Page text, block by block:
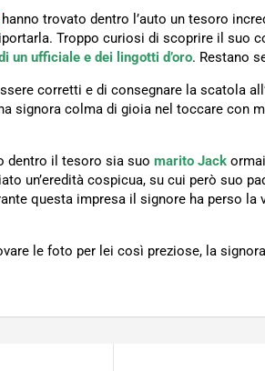
hanno trovato dentro l’auto un tesoro
Troppo curiosi di scoprire il suo
un ufficiale e dei lingotti d’oro. Restano
corretti e di consegnare la scatola
signora colma di gioia nel toccare con
dentro il tesoro sia suo marito Jack
un’eredità cospicua, su cui però suo
questa impresa il signore ha perso la
le foto per lei così preziose, la